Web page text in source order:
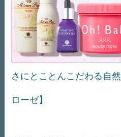
さにとことんこだわる自
ローゼ】